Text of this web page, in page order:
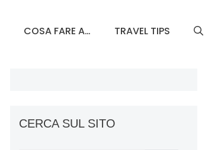
COSA FARE A… TRAVEL TIPS
CERCA SUL SITO